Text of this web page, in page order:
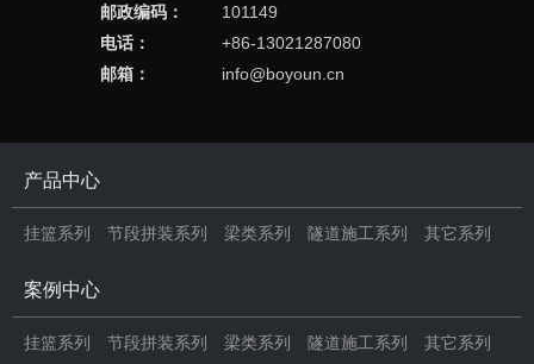
邮政编码：
101149
电话：
+86-13021287080
邮箱：
info@boyoun.cn
产品中心
挂篮系列 节段拼装系列 梁类系列 隧道施工系列 其它系列
案例中心
挂篮系列 节段拼装系列 梁类系列 隧道施工系列 其它系列